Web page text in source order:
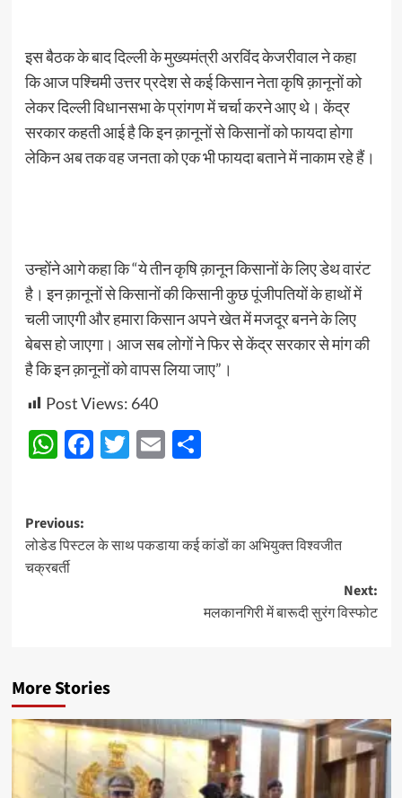
इस बैठक के बाद दिल्ली के मुख्यमंत्री अरविंद केजरीवाल ने कहा
कि आज पश्चिमी उत्तर प्रदेश से कई किसान नेता कृषि क़ानूनों को
लेकर दिल्ली विधानसभा के प्रांगण में चर्चा करने आए थे। केंद्र
सरकार कहती आई है कि इन क़ानूनों से किसानों को फायदा होगा
लेकिन अब तक वह जनता को एक भी फायदा बताने में नाकाम रहे हैं।
उन्होंने आगे कहा कि “ये तीन कृषि क़ानून किसानों के लिए डेथ वारंट
है। इन क़ानूनों से किसानों की किसानी कुछ पूंजीपतियों के हाथों में
चली जाएगी और हमारा किसान अपने खेत में मजदूर बनने के लिए
बेबस हो जाएगा। आज सब लोगों ने फिर से केंद्र सरकार से मांग की
है कि इन क़ानूनों को वापस लिया जाए”।
Post Views: 640
WhatsApp
Facebook
Twitter
EmailShare
Post
navigation
Previous:
लोडेड पिस्टल के साथ पकडाया कई कांडों का अभियुक्त विश्वजीत
चक्रबर्ती
Next:
मलकानगिरी में बारूदी सुरंग विस्फोट
More Stories